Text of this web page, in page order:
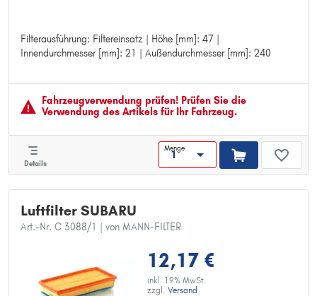
Filterausführung: Filtereinsatz | Höhe [mm]: 47 |
Innendurchmesser [mm]: 21 | Außendurchmesser [mm]: 240
Filterausführung: Filtereinsatz
Höhe [mm]: 47
Außendurchmesser [mm]: 240
Fahrzeugver­wendung prüfen! Prüfen Sie die
Verwendung des Artikels für Ihr Fahrzeug.
Details
Menge
Luftfilter SUBARU
Art.-Nr. C 3088/1 | von MANN-FILTER
12,17 €
inkl. 19% MwSt.
zzgl. Versand